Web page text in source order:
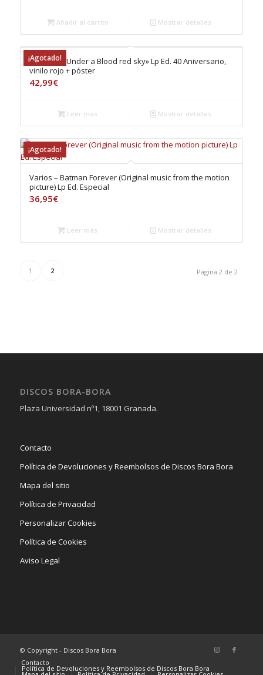
Añadir al carrito Mostrar detalles
¡Agotado!
U2 – Live «Under a Blood red sky» Lp Ed. 40 Aniversario,
vinilo rojo + póster
42,99€
Leer más Mostrar detalles
¡Agotado!
Varios – Batman Forever (Original music from the motion
picture) Lp Ed. Especial
36,95€
Leer más Mostrar detalles
Página 2 de 2
1 2
DISCOS BORA-BORA
Plaza Universidad nº1, 18001 Granada.
Contacto
Política de Devoluciones y Reembolsos de Discos Bora Bora
Mapa del sitio
Política de Privacidad
Personalizar Cookies
Política de Cookies
Aviso Legal
© Copyright - Discos Bora Bora
Contacto
Política de Devoluciones y Reembolsos de Discos Bora Bora